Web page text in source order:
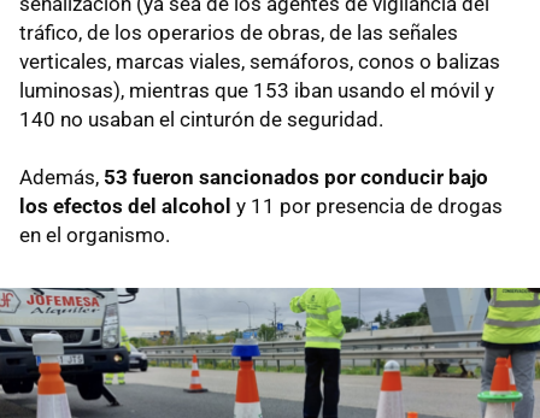
tráfico, de los operarios de obras, de las señales
verticales, marcas viales, semáforos, conos o balizas
luminosas), mientras que 153 iban usando el móvil y
140 no usaban el cinturón de seguridad.
Además, 53 fueron sancionados por conducir bajo
los efectos del alcohol y 11 por presencia de drogas
en el organismo.